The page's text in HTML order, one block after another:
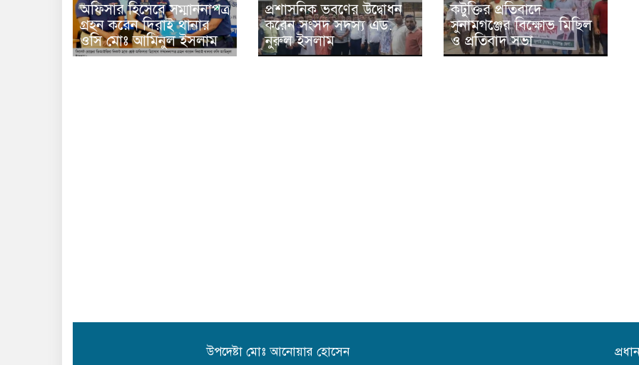
অফিসার হিসেবে সম্মাননাপত্র
গ্রহন করেন দিরাই থানার
ওসি মোঃ আমিনুল ইসলাম
প্রশাসনিক ভবণের উদ্বোধন
করেন সংসদ সদস্য এড.
নুরুল ইসলাম
কটুক্তির প্রতিবাদে
সুনামগঞ্জের বিক্ষোভ মিছিল
ও প্রতিবাদ সভা
উপদেষ্টা মোঃ আনোয়ার হোসেন